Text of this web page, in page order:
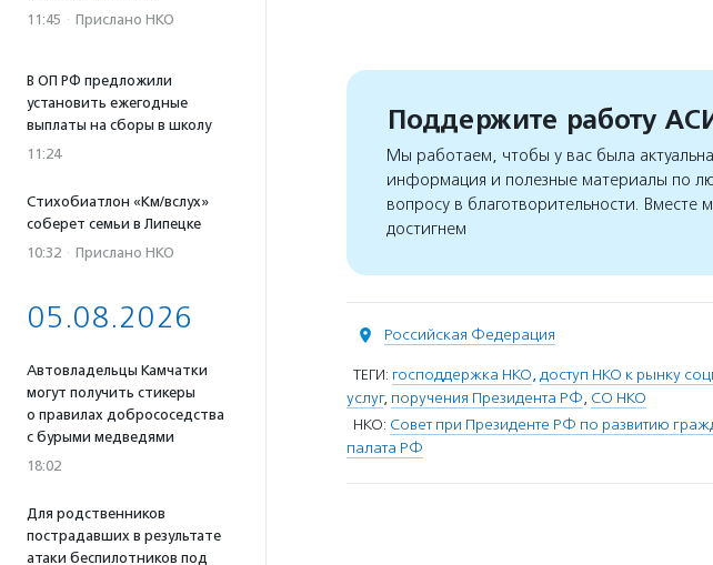
11:45 · Прислано НКО
В ОП РФ предложили
установить ежегодные
выплаты на сборы в школу
11:24
Стихобиатлон «Км/вслух»
соберет семьи в Липецке
10:32 · Прислано НКО
05.08.2026
Автовладельцы Камчатки
могут получить стикеры
о правилах добрососедства
с бурыми медведями
18:02
Для родственников
пострадавших в результате
атаки беспилотников под
Поддержите работу
Мы работаем, чтобы у вас была
информация и полезные материалы по
вопросу в благотворительности. Вместе
достигнем
Российская Федерация
ТЕГИ: господдержка НКО, доступ НКО к рынку
услуг, поручения Президента РФ, СО НКО
НКО: Совет при Президенте РФ по развитию
палата РФ